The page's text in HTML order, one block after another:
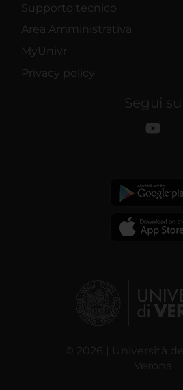
Supporto tecnico
Area Amministrativa
MyUnivr
Privacy policy
Segui su
© 2026 | Università
Verona